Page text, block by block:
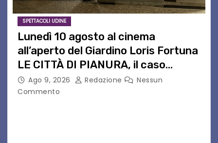
SPETTACOLI UDINE
Lunedì 10 agosto al cinema
all’aperto del Giardino Loris Fortuna
LE CITTÀ DI PIANURA, il caso
cinematografico dell’anno!
Ago 9, 2026 Redazione
Nessun
Commento